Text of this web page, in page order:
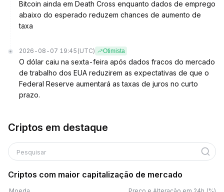
Bitcoin ainda em Death Cross enquanto dados de emprego
abaixo do esperado reduzem chances de aumento de
taxa
2026-08-07 19:45 (UTC) Otimista
O dólar caiu na sexta-feira após dados fracos do mercado
de trabalho dos EUA reduzirem as expectativas de que o
Federal Reserve aumentará as taxas de juros no curto
prazo.
Criptos em destaque
Pesquisar
Criptos com maior capitalização de mercado